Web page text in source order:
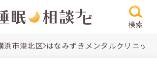
検索
浜市港北区 はなみずきメンタルクリニック